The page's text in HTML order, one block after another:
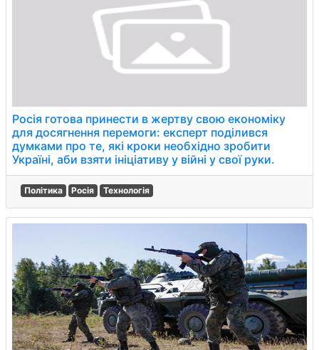
Росія готова принести в жертву свою економіку
для досягнення перемоги: експерт поділився
думками про те, які кроки необхідно зробити
Україні, аби взяти ініціативу у війні у свої руки.
Політика Росія Технологія